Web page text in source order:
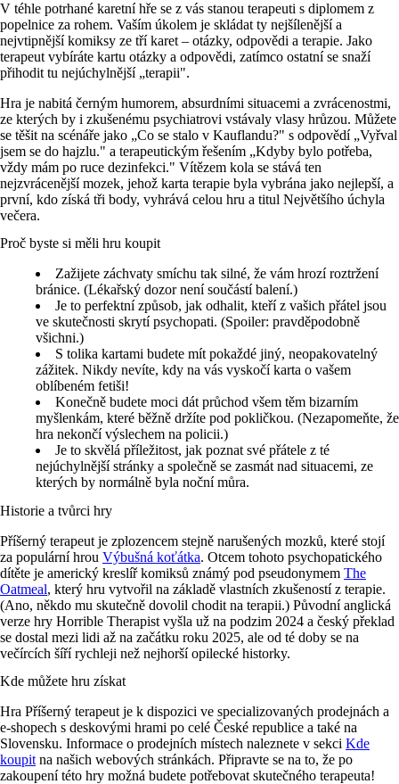
V téhle potrhané karetní hře se z vás stanou terapeuti s diplomem z
popelnice za rohem. Vaším úkolem je skládat ty nejšílenější a
nejvtipnější komiksy ze tří karet – otázky, odpovědi a terapie. Jako
terapeut vybíráte kartu otázky a odpovědi, zatímco ostatní se snaží
přihodit tu nejúchylnější „terapii".
Hra je nabitá černým humorem, absurdními situacemi a zvrácenostmi,
ze kterých by i zkušenému psychiatrovi vstávaly vlasy hrůzou. Můžete
se těšit na scénáře jako „Co se stalo v Kauflandu?" s odpovědí „Vyřval
jsem se do hajzlu." a terapeutickým řešením „Kdyby bylo potřeba,
vždy mám po ruce dezinfekci." Vítězem kola se stává ten
nejzvrácenější mozek, jehož karta terapie byla vybrána jako nejlepší, a
první, kdo získá tři body, vyhrává celou hru a titul Největšího úchyla
večera.
Proč byste si měli hru koupit
Zažijete záchvaty smíchu tak silné, že vám hrozí roztržení
bránice. (Lékařský dozor není součástí balení.)
Je to perfektní způsob, jak odhalit, kteří z vašich přátel jsou
ve skutečnosti skrytí psychopati. (Spoiler: pravděpodobně
všichni.)
S tolika kartami budete mít pokaždé jiný, neopakovatelný
zážitek. Nikdy nevíte, kdy na vás vyskočí karta o vašem
oblíbeném fetiši!
Konečně budete moci dát průchod všem těm bizarním
myšlenkám, které běžně držíte pod pokličkou. (Nezapomeňte, že
hra nekončí výslechem na policii.)
Je to skvělá příležitost, jak poznat své přátele z té
nejúchylnější stránky a společně se zasmát nad situacemi, ze
kterých by normálně byla noční můra.
Historie a tvůrci hry
Příšerný terapeut je zplozencem stejně narušených mozků, které stojí
za populární hrou Výbušná koťátka. Otcem tohoto psychopatického
dítěte je americký kreslíř komiksů známý pod pseudonymem The
Oatmeal, který hru vytvořil na základě vlastních zkušeností z terapie.
(Ano, někdo mu skutečně dovolil chodit na terapii.) Původní anglická
verze hry Horrible Therapist vyšla už na podzim 2024 a český překlad
se dostal mezi lidi až na začátku roku 2025, ale od té doby se na
večírcích šíří rychleji než nejhorší opilecké historky.
Kde můžete hru získat
Hra Příšerný terapeut je k dispozici ve specializovaných prodejnách a
e-shopech s deskovými hrami po celé České republice a také na
Slovensku. Informace o prodejních místech naleznete v sekci Kde
koupit na našich webových stránkách. Připravte se na to, že po
zakoupení této hry možná budete potřebovat skutečného terapeuta!